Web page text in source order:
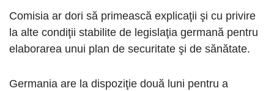
Comisia ar dori să primească explicaţii şi cu privire
la alte condiţii stabilite de legislaţia germană pentru
elaborarea unui plan de securitate şi de sănătate.
Germania are la dispoziţie două luni pentru a